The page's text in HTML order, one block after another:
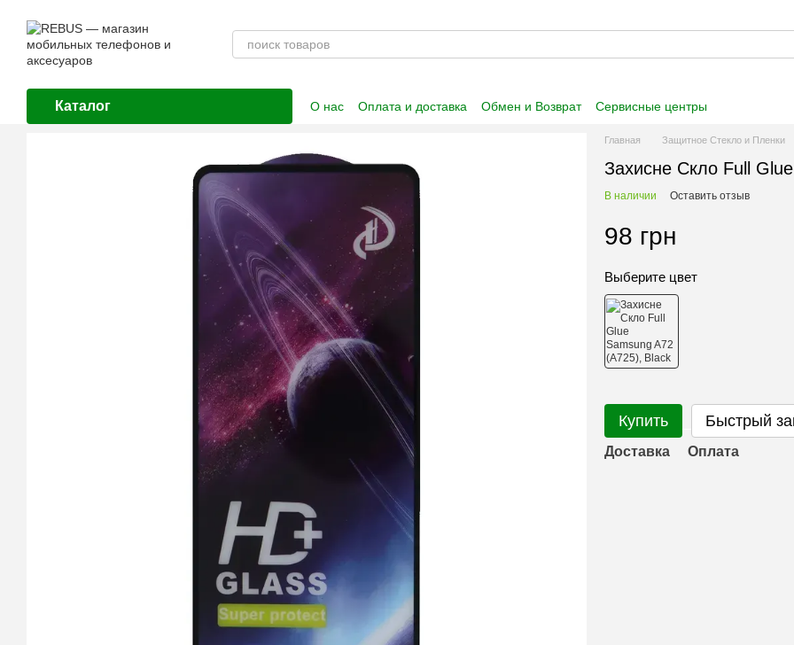
Каталог О нас Оплата и доставка Обмен и Возврат
Сервисные центры
Главная Защитное Стекло и Пленки
Захисне Скло Full
В наличии Оставить отзыв
98 грн
Выберите цвет
Купить Быстрый
Доставка Оплата